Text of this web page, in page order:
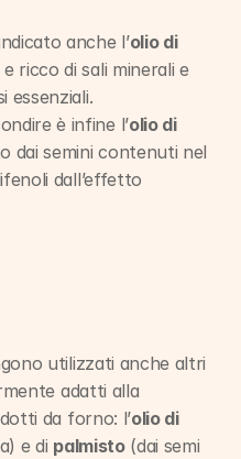
anche l’olio di
ricco di sali minerali e
essenziali.
è infine l’olio di
dai semini contenuti nel
dall’effetto
utilizzati anche altri
adatti alla
da forno: l’olio di
e di palmisto (dai semi